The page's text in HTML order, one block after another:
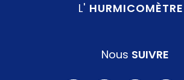
L' HURMICOMÈTRE
Nous SUIVRE